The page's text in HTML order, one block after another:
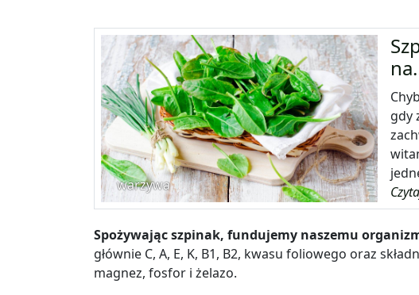
warzywa
gdy
Spożywając szpinak, fundujemy naszemu
głównie C, A, E, K, B1, B2, kwasu foliowego oraz
magnez, fosfor i żelazo.